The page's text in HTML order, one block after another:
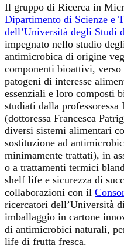
Il gruppo di Ricerca in
Dipartimento di Scienze e
dell’Università degli Studi
impegnato nello studio
antimicrobica di origine
componenti bioattivi,
patogeni di interesse
essenziali e loro composti
studiati dalla
(dottoressa Francesca
diversi sistemi alimentari
sostituzione ad
minimamente trattati), in
o a trattamenti termici
shelf life e sicurezza di
collaborazioni con il
ricercatori dell’Università
imballaggio in cartone
di antimicrobici naturali,
life di frutta fresca.